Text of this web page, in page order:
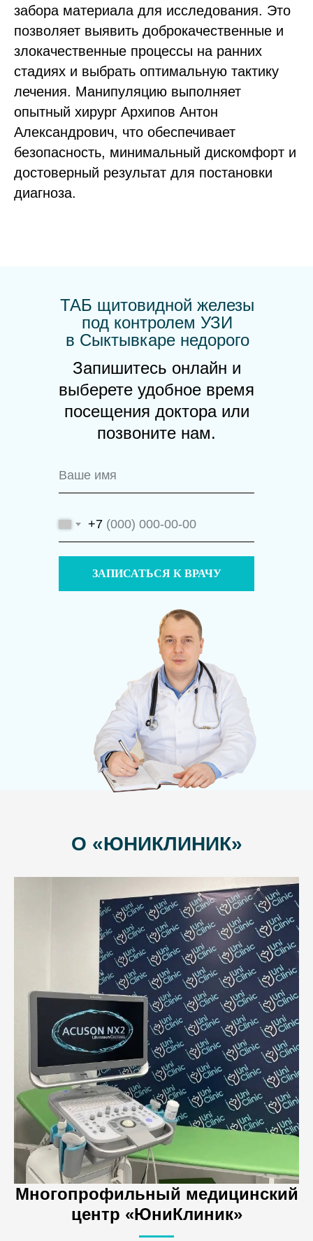
забора материала для исследования. Это
позволяет выявить доброкачественные и
злокачественные процессы на ранних
стадиях и выбрать оптимальную тактику
лечения. Манипуляцию выполняет
опытный хирург Архипов Антон
Александрович, что обеспечивает
безопасность, минимальный дискомфорт и
достоверный результат для постановки
диагноза.
ТАБ щитовидной железы
под контролем УЗИ
в Сыктывкаре недорого
Запишитесь онлайн и
выберете удобное время
посещения доктора или
позвоните нам.
+7
ЗАПИСАТЬСЯ К ВРАЧУ
О «ЮНИКЛИНИК»
Многопрофильный медицинский
центр «ЮниКлиник»